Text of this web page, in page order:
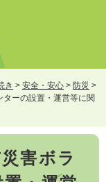
き > 安全・安心 > 防災 >
ーの設置・運営等に関
害ボラ